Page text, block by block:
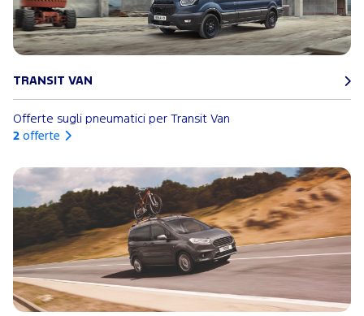
TRANSIT VAN
Offerte sugli pneumatici per Transit Van
2 offerte